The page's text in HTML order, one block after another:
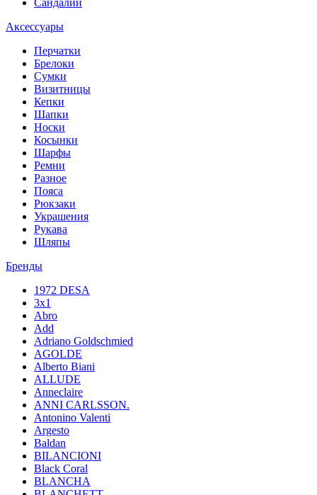
Сандалии
Аксессуары
Перчатки
Брелоки
Сумки
Визитницы
Кепки
Шапки
Носки
Косынки
Шарфы
Ремни
Разное
Пояса
Рюкзаки
Украшения
Рукава
Шляпы
Бренды
1972 DESA
3x1
Abro
Add
Adriano Goldschmied
AGOLDE
Alberto Biani
ALLUDE
Anneclaire
ANNI CARLSSON.
Antonino Valenti
Argesto
Baldan
BILANCIONI
Black Coral
BLANCHA